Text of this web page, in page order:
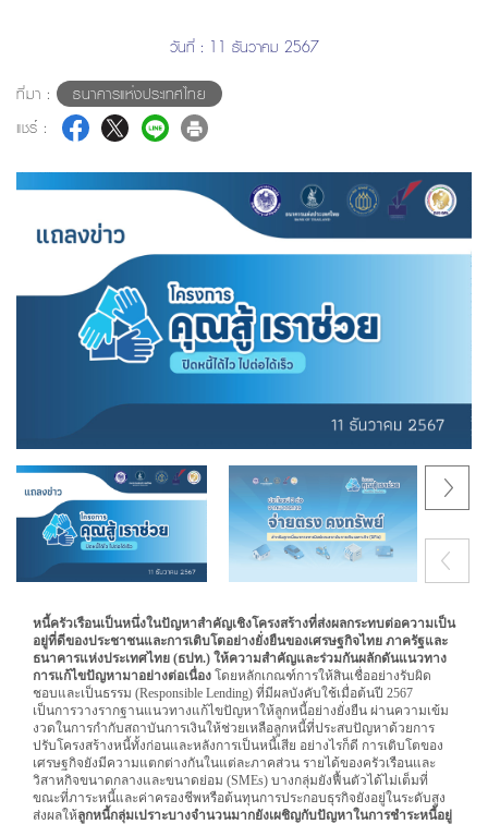
วันที่ : 11 ธันวาคม 2567
ที่มา :
ธนาคารแห่งประเทศไทย
แชร์ :
หนี้ครัวเรือนเป็นหนึ่งในปัญหาสำคัญเชิงโครงสร้างที่ส่งผลกระทบต่อความเป็น
อยู่ที่ดีของประชาชนและการเติบโตอย่างยั่งยืนของเศรษฐกิจไทย ภาครัฐและ
ธนาคารแห่งประเทศไทย (ธปท.) ให้ความสำคัญและร่วมกันผลักดันแนวทาง
การแก้ไขปัญหามาอย่างต่อเนื่อง โดยหลักเกณฑ์การให้สินเชื่ออย่างรับผิด
ชอบและเป็นธรรม (Responsible Lending) ที่มีผลบังคับใช้เมื่อต้นปี 2567
เป็นการวางรากฐานแนวทางแก้ไขปัญหาให้ลูกหนี้อย่างยั่งยืน ผ่านความเข้ม
งวดในการกำกับสถาบันการเงินให้ช่วยเหลือลูกหนี้ที่ประสบปัญหาด้วยการ
ปรับโครงสร้างหนี้ทั้งก่อนและหลังการเป็นหนี้เสีย อย่างไรก็ดี การเติบโตของ
เศรษฐกิจยังมีความแตกต่างกันในแต่ละภาคส่วน รายได้ของครัวเรือนและ
วิสาหกิจขนาดกลางและขนาดย่อม (SMEs) บางกลุ่มยังฟื้นตัวได้ไม่เต็มที่
ขณะที่ภาระหนี้และค่าครองชีพหรือต้นทุนการประกอบธุรกิจยังอยู่ในระดับสูง
ส่งผลให้ลูกหนี้กลุ่มเปราะบางจำนวนมากยังเผชิญกับปัญหาในการชำระหนี้อยู่